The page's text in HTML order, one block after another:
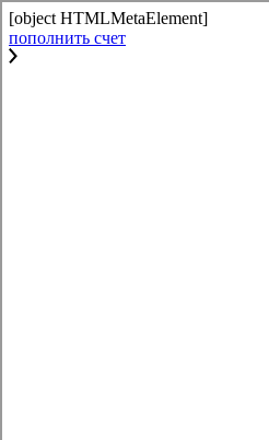
[object HTMLMetaElement]
пополнить счет